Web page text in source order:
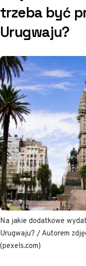
trzeba być
Urugwaju?
Na jakie dodatkowe
Urugwaju? / Autorem
(pexels.com)